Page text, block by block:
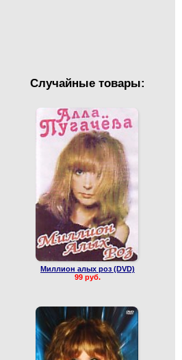
Случайные товары:
Миллион алых роз (DVD)
99 руб.